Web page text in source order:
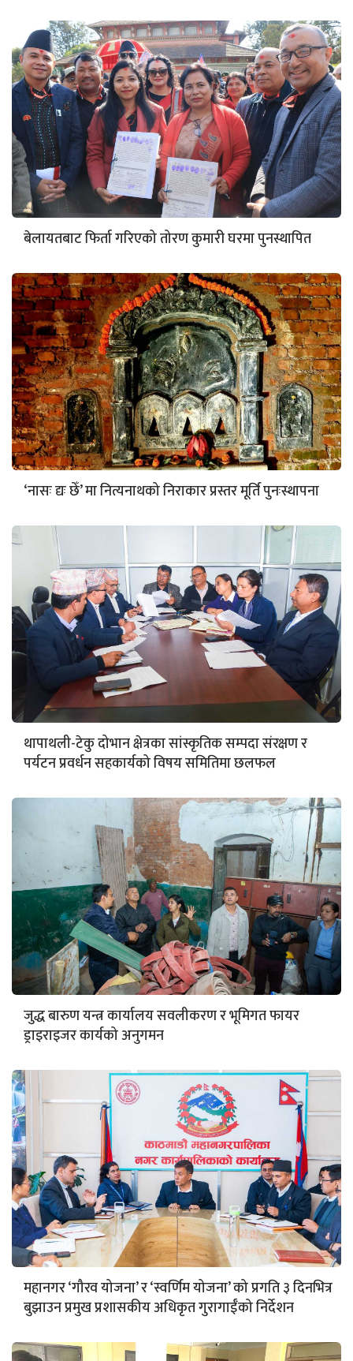
बेलायतबाट फिर्ता गरिएको तोरण कुमारी घरमा पुनस्थापित
‘नासः द्यः छेँ’ मा नित्यनाथको निराकार प्रस्तर मूर्ति पुनःस्थापना
थापाथली-टेकु दोभान क्षेत्रका सांस्कृतिक सम्पदा संरक्षण र
पर्यटन प्रवर्धन सहकार्यको विषय समितिमा छलफल
जुद्ध बारुण यन्त्र कार्यालय सवलीकरण र भूमिगत फायर
ड्राइराइजर कार्यको अनुगमन
महानगर ‘गौरव योजना’ र ‘स्वर्णिम योजना’ को प्रगति ३ दिनभित्र
बुझाउन प्रमुख प्रशासकीय अधिकृत गुरागाईँको निर्देशन